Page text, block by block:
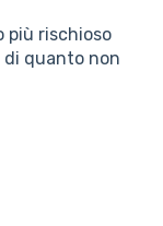
più rischioso
di quanto non